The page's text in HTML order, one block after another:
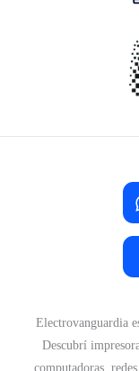
Electrovanguardia
Descubrí
computadoras,